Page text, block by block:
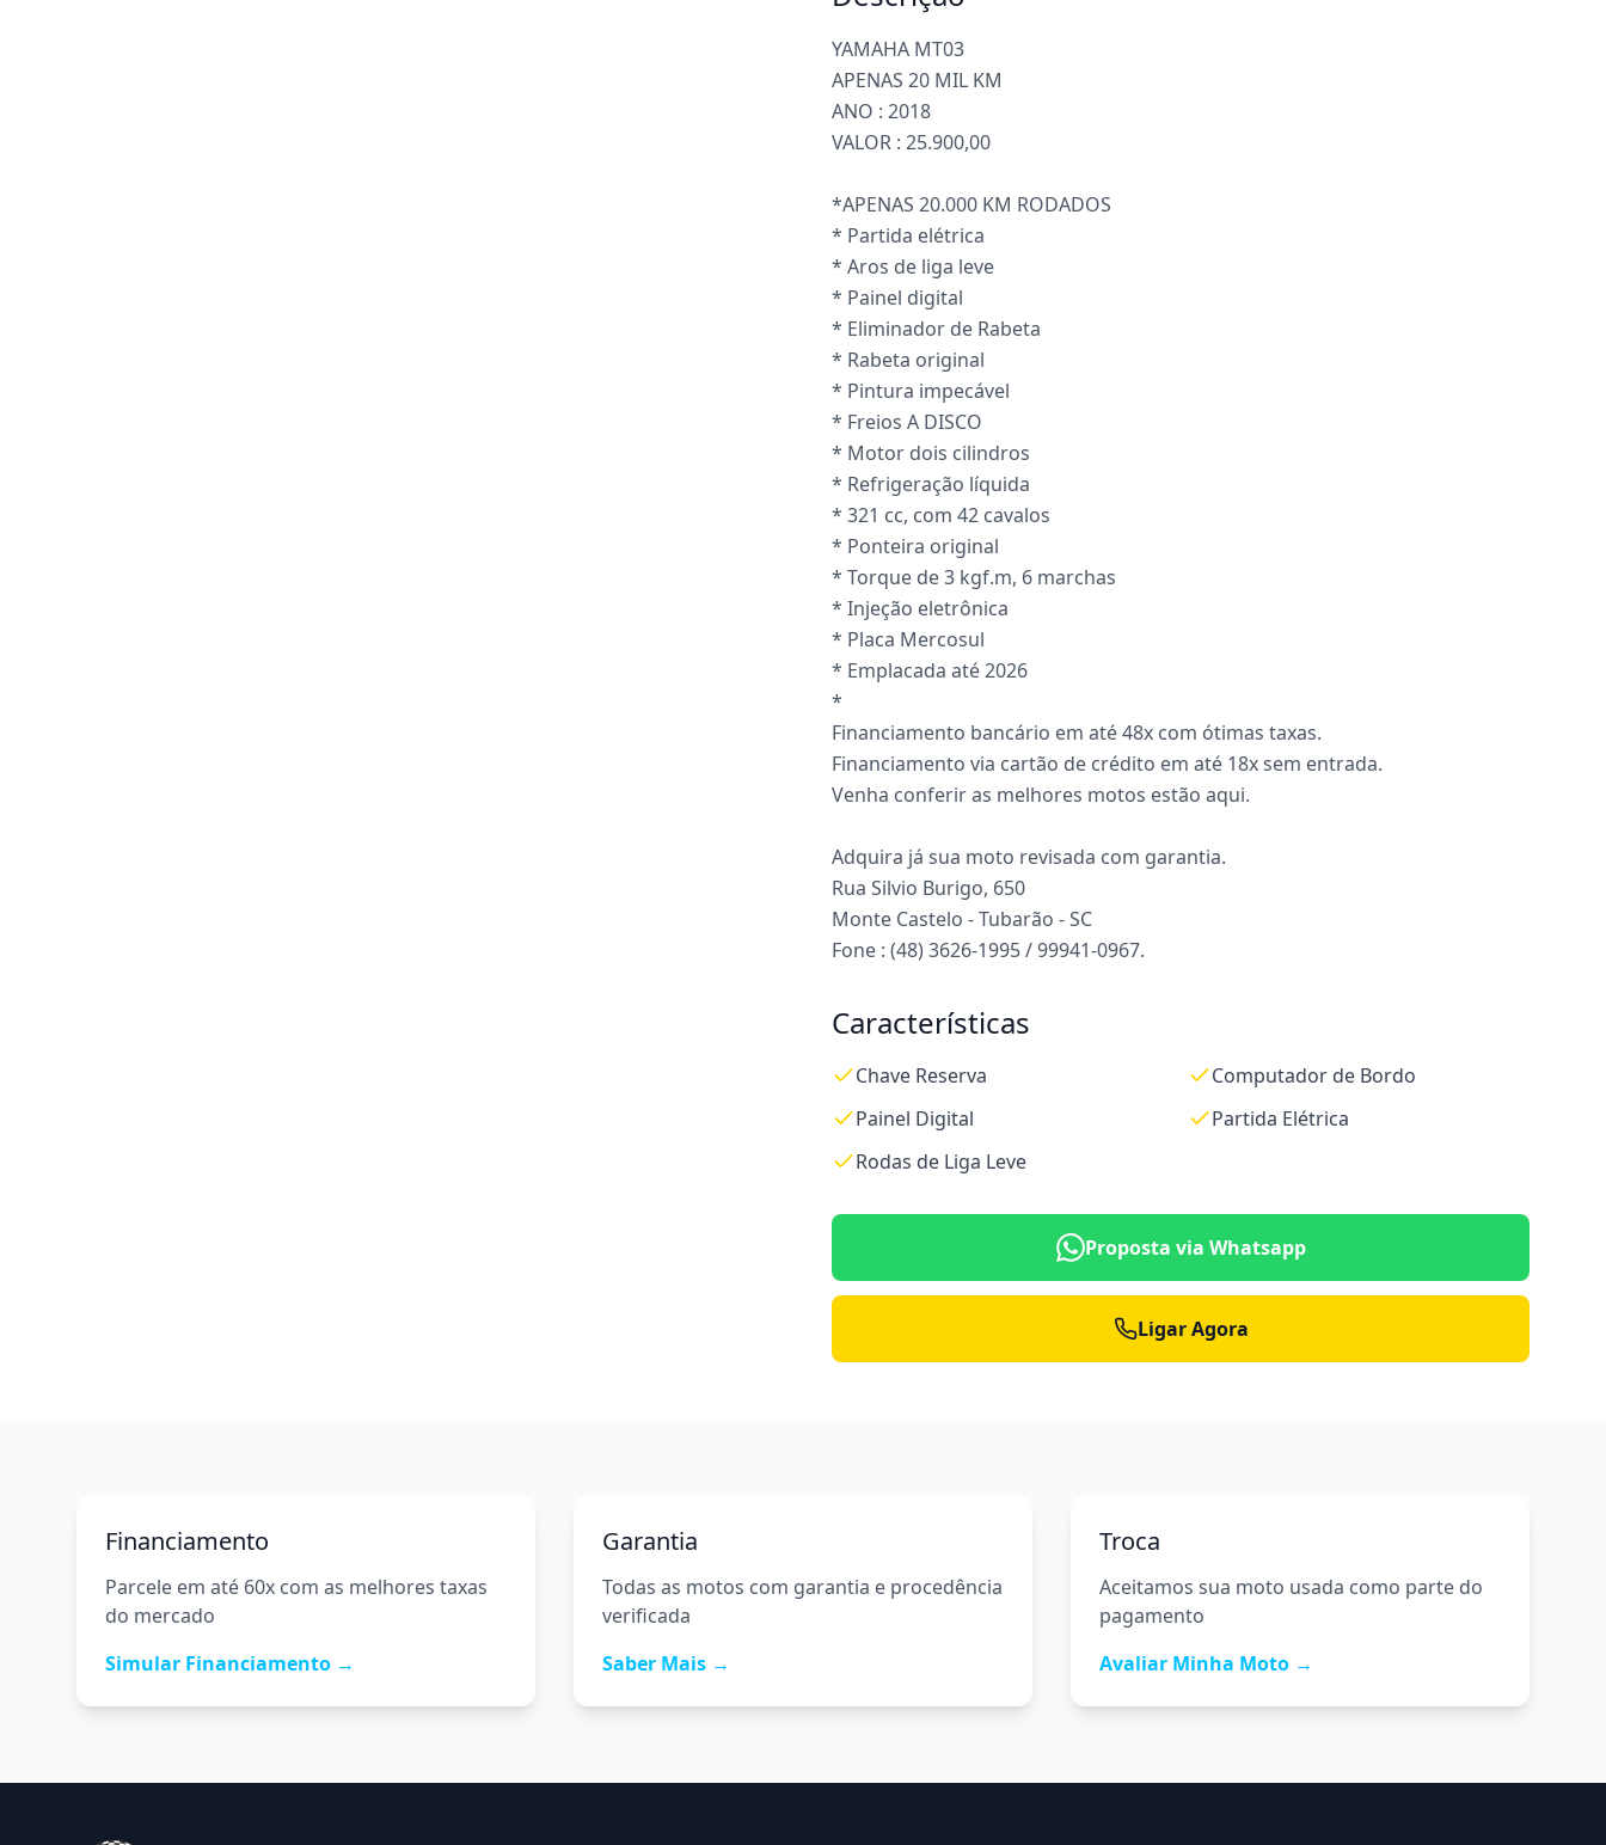
YAMAHA MT03
APENAS 20 MIL KM
ANO : 2018
VALOR : 25.900,00
*APENAS 20.000 KM RODADOS
* Partida elétrica
* Aros de liga leve
* Painel digital
* Eliminador de Rabeta
* Rabeta original
* Pintura impecável
* Freios A DISCO
* Motor dois cilindros
* Refrigeração líquida
* 321 cc, com 42 cavalos
* Ponteira original
* Torque de 3 kgf.m, 6 marchas
* Injeção eletrônica
* Placa Mercosul
* Emplacada até 2026
*
Financiamento bancário em até 48x com ótimas taxas.
Financiamento via cartão de crédito em até 18x sem entrada.
Venha conferir as melhores motos estão aqui.
Adquira já sua moto revisada com garantia.
Rua Silvio Burigo, 650
Monte Castelo - Tubarão - SC
Fone : (48) 3626-1995 / 99941-0967.
Características
Chave Reserva
Computador de Bordo
Painel Digital
Partida Elétrica
Rodas de Liga Leve
Proposta via Whatsapp
Ligar Agora
Financiamento
Parcele em até 60x com as melhores taxas
do mercado
Simular Financiamento →
Garantia
Todas as motos com garantia e procedência
verificada
Saber Mais →
Troca
Aceitamos sua moto usada como parte do
pagamento
Avaliar Minha Moto →